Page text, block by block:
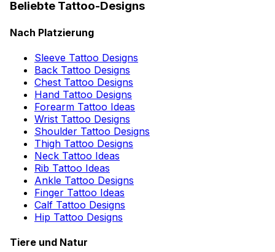
Beliebte Tattoo-Designs
Nach Platzierung
Sleeve Tattoo Designs
Back Tattoo Designs
Chest Tattoo Designs
Hand Tattoo Designs
Forearm Tattoo Ideas
Wrist Tattoo Designs
Shoulder Tattoo Designs
Thigh Tattoo Designs
Neck Tattoo Ideas
Rib Tattoo Ideas
Ankle Tattoo Designs
Finger Tattoo Ideas
Calf Tattoo Designs
Hip Tattoo Designs
Tiere und Natur